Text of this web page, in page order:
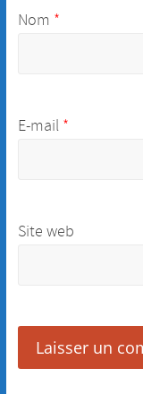
Nom *
E-mail *
Site web